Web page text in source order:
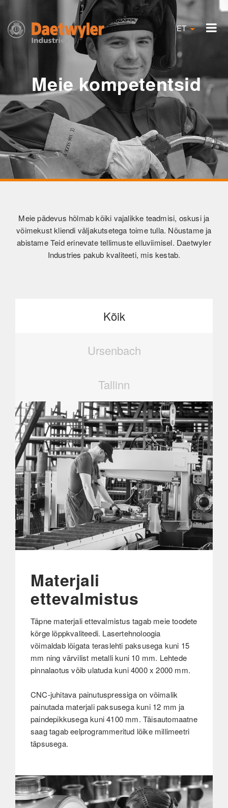
ET
Meie kompetentsid
Meie pädevus hõlmab kõiki vajalikke teadmisi, oskusi ja
võimekust kliendi väljakutsetega toime tulla. Nõustame ja
abistame Teid erinevate tellimuste elluviimisel. Daetwyler
Industries pakub kvaliteeti, mis kestab.
Kõik
Ursenbach
Tallinn
Materjali
ettevalmistus
Täpne materjali ettevalmistus tagab meie toodete
kõrge lõppkvaliteedi. Lasertehnoloogia
võimaldab lõigata teraslehti paksusega kuni 15
mm ning värvilist metalli kuni 10 mm. Lehtede
pinnalaotus võib ulatuda kuni 4000 x 2000 mm.
CNC-juhitava painutuspressiga on võimalik
painutada materjali paksusega kuni 12 mm ja
paindepikkusega kuni 4100 mm. Täisautomaatne
saag tagab eelprogrammeritud lõike millimeetri
täpsusega.